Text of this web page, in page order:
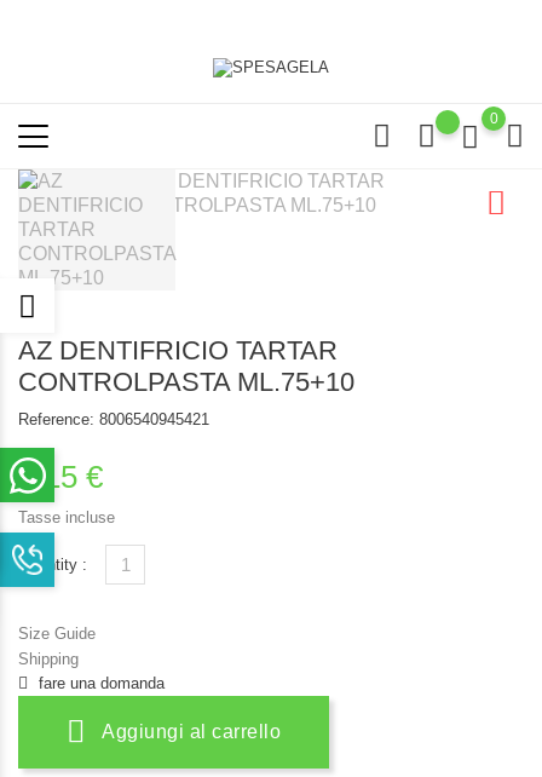
0
AZ DENTIFRICIO TARTAR
CONTROLPASTA ML.75+10
Reference: 8006540945421
2,15 €
Tasse incluse
Quantity :
Size Guide
Shipping
fare una domanda
Aggiungi al carrello